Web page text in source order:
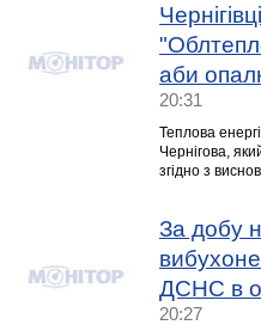
аби
20:31
Теплова
Чернігова,
згідно з
За добу
ДСНС в
20:27